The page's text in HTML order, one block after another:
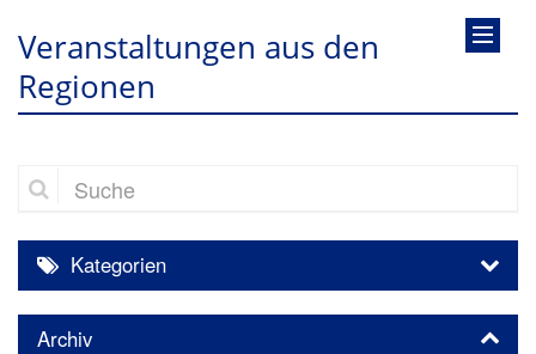
Veranstaltungen aus den
Regionen
Suche
Kategorien
Archiv